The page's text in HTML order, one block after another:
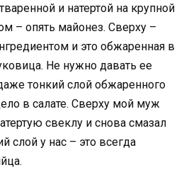
и натертой на крупной
– опять майонез. Сверху –
и это обжаренная в
Не нужно давать ее
тонкий слой обжаренного
в салате. Сверху мой муж
свеклу и снова смазал
слой у нас – это всегда